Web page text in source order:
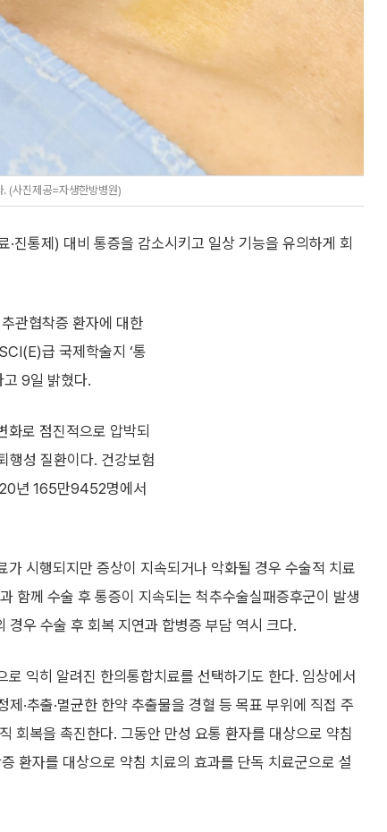
(사진제공=자생한방병원)
진통제) 대비 통증을 감소시키고 일상 기능을 유의하게 회
관협착증 환자에 대한
급 국제학술지 ‘통
9일 밝혔다.
화로 점진적으로 압박되
행성 질환이다. 건강보험
년 165만9452명에서
시행되지만 증상이 지속되거나 악화될 경우 수술적 치료
함께 수술 후 통증이 지속되는 척추수술실패증후군이 발생
우 수술 후 회복 지연과 합병증 부담 역시 크다.
익히 알려진 한의통합치료를 선택하기도 한다. 임상에서
·추출·멸균한 한약 추출물을 경혈 등 목표 부위에 직접 주
회복을 촉진한다. 그동안 만성 요통 환자를 대상으로 약침
환자를 대상으로 약침 치료의 효과를 단독 치료군으로 설